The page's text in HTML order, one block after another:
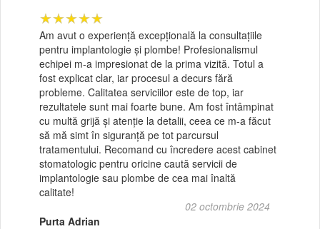
★★★★★
Am avut o experiență excepțională la consultațiile
pentru implantologie și plombe! Profesionalismul
echipei m-a impresionat de la prima vizită. Totul a
fost explicat clar, iar procesul a decurs fără
probleme. Calitatea serviciilor este de top, iar
rezultatele sunt mai foarte bune. Am fost întâmpinat
cu multă grijă și atenție la detalii, ceea ce m-a făcut
să mă simt în siguranță pe tot parcursul
tratamentului. Recomand cu încredere acest cabinet
stomatologic pentru oricine caută servicii de
implantologie sau plombe de cea mai înaltă
calitate!
02 octombrie 2024
Purta Adrian